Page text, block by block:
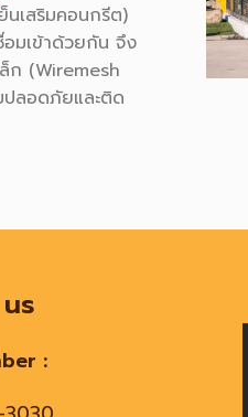
นเสริมคอนกรีต)
อมเข้าด้วยกัน จึง
ก (Wiremesh
ปลอดภัยและติด
: